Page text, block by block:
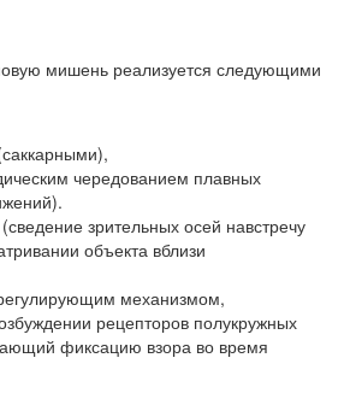
мишень реализуется следующими
чередованием плавных
зрительных осей навстречу
объекта вблизи
механизмом,
рецепторов полукружных
фиксацию взора во время